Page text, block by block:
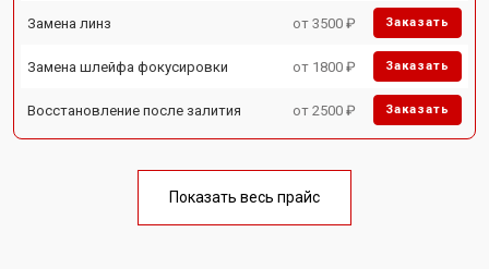
Замена линз от 3500 ₽ Заказать
Замена шлейфа фокусировки от 1800 ₽ Заказать
Восстановление после залития от 2500 ₽ Заказать
Показать весь прайс